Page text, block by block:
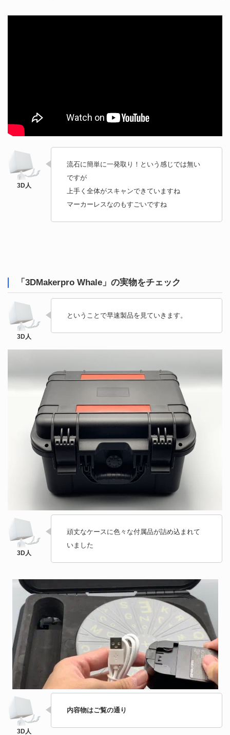
流石に簡単に一発取り！という感じでは無い
ですが
上手く全体がスキャンできていますね
マーカーレスなのもすごいですね
「3DMakerpro Whale」の実物をチェック
ということで早速製品を見ていきます。
頑丈なケースに色々な付属品が詰め込まれて
いました
内容物はご覧の通り